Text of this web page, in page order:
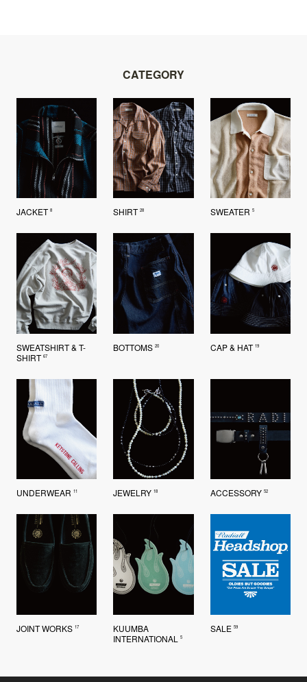
CATEGORY
JACKET 8 SHIRT 28 SWEATER 5
SWEATSHIRT & T-
SHIRT 67
BOTTOMS 20 CAP & HAT 19
UNDERWEAR 11 JEWELRY 18 ACCESSORY 52
JOINT WORKS 17
KUUMBA
INTERNATIONAL
5
SALE 59